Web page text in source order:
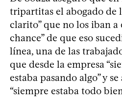
tripartitas el abogado de
clarito” que no los iban a
chance” de que eso
línea, una de las
que desde la empresa
estaba pasando algo” y
“siempre estaba todo